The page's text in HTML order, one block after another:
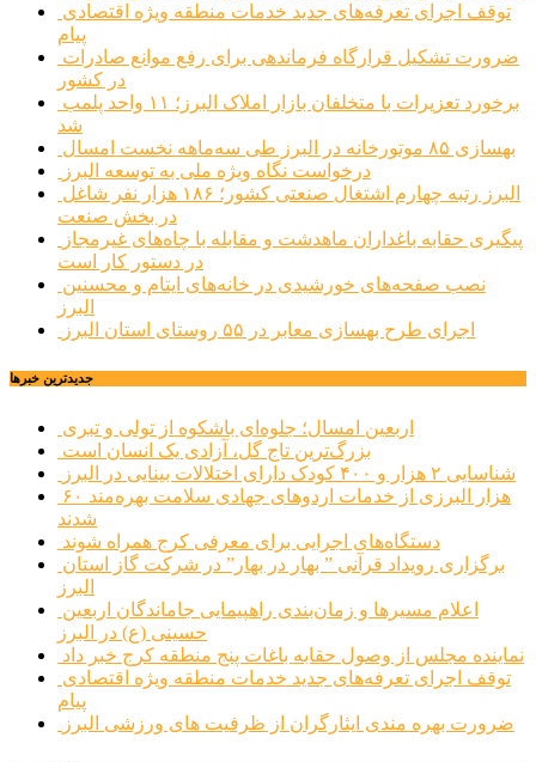
پیام
در کشور
شد
بهسازی ۸۵ موتورخانه در البرز طی سه‌ماهه نخست امسال
درخواست نگاه ویژه ملی به توسعه البرز
در بخش صنعت
در دستور کار است
البرز
اجرای طرح بهسازی معابر در ۵۵ روستای استان البرز
جديدترين خبرها
اربعین امسال؛ جلوه‌ای باشکوه از تولی و تبری
بزرگ‌ترین تاج گل، آزادی یک انسان است
شناسایی ۲ هزار و ۴۰۰ کودک دارای اختلالات بینایی در البرز
۶۰ هزار البرزی از خدمات اردوهای جهادی سلامت بهره‌مند
شدند
دستگاه‌های اجرایی برای معرفی کرج همراه شوند
البرز
حسینی (ع) در البرز
نماینده مجلس از وصول حقابه باغات پنج منطقه کرج خبر داد
پیام
ضرورت بهره مندی ایثارگران از ظرفیت های ورزشی البرز